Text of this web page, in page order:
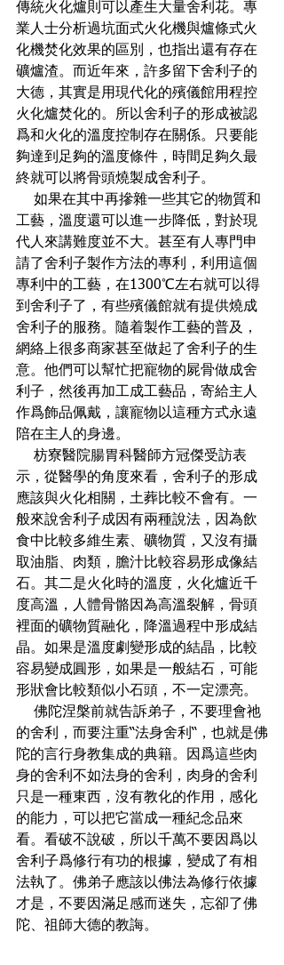
傳統火化爐則可以產生大量舍利花。專
業人士分析過坑面式火化機與爐條式火
化機焚化效果的區別，也指出還有存在
礦爐渣。而近年來，許多留下舍利子的
大德，其實是用現代化的殯儀館用程控
火化爐焚化的。所以舍利子的形成被認
爲和火化的溫度控制存在關係。只要能
夠達到足夠的溫度條件，時間足夠久最
終就可以將骨頭燒製成舍利子。
如果在其中再摻雜一些其它的物質和
工藝，溫度還可以進一步降低，對於現
代人來講難度並不大。甚至有人專門申
請了舍利子製作方法的專利，利用這個
專利中的工藝，在1300℃左右就可以得
到舍利子了，有些殯儀館就有提供燒成
舍利子的服務。隨着製作工藝的普及，
網絡上很多商家甚至做起了舍利子的生
意。他們可以幫忙把寵物的屍骨做成舍
利子，然後再加工成工藝品，寄給主人
作爲飾品佩戴，讓寵物以這種方式永遠
陪在主人的身邊。
枋寮醫院腸胃科醫師方冠傑受訪表
示，從醫學的角度來看，舍利子的形成
應該與火化相關，土葬比較不會有。一
般來說舍利子成因有兩種說法，因為飲
食中比較多維生素、礦物質，又沒有攝
取油脂、肉類，膽汁比較容易形成像結
石。其二是火化時的溫度，火化爐近千
度高溫，人體骨骼因為高溫裂解，骨頭
裡面的礦物質融化，降溫過程中形成結
晶。如果是溫度劇變形成的結晶，比較
容易變成圓形，如果是一般結石，可能
形狀會比較類似小石頭，不一定漂亮。
佛陀涅槃前就告訴弟子，不要理會祂
的舍利，而要注重“法身舍利“，也就是佛
陀的言行身教集成的典籍。因爲這些肉
身的舍利不如法身的舍利，肉身的舍利
只是一種東西，沒有教化的作用，感化
的能力，可以把它當成一種紀念品來
看。看破不說破，所以千萬不要因爲以
舍利子爲修行有功的根據，變成了有相
法執了。佛弟子應該以佛法為修行依據
才是，不要因滿足感而迷失，忘卻了佛
陀、祖師大德的教誨。